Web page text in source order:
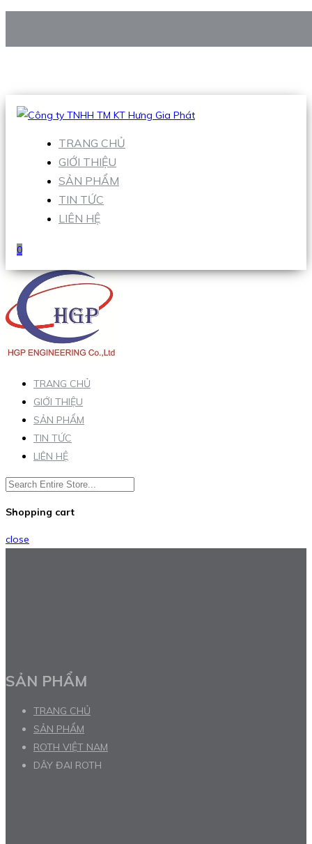
Hotline:0938 906 663
TRANG CHỦ
GIỚI THIỆU
SẢN PHẨM
TIN TỨC
LIÊN HỆ
0
TRANG CHỦ
GIỚI THIỆU
SẢN PHẨM
TIN TỨC
LIÊN HỆ
Shopping cart
close
SẢN PHẨM
TRANG CHỦ
SẢN PHẨM
ROTH VIỆT NAM
DÂY ĐAI ROTH